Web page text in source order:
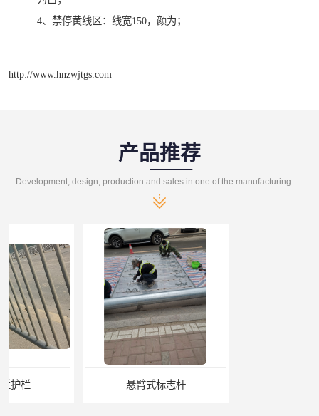
4、禁停黄线区：线宽150，颜为；
http://www.hnzwjtgs.com
产品推荐